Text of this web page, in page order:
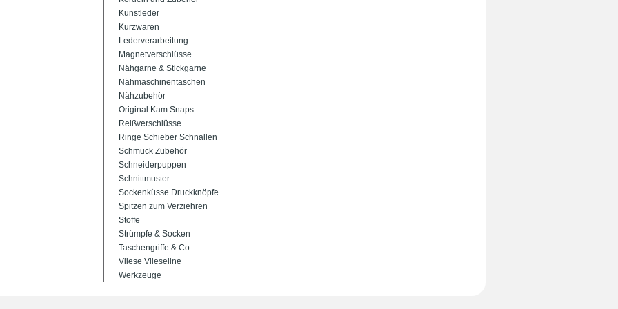
Kunstleder
Kurzwaren
Lederverarbeitung
Magnetverschlüsse
Nähgarne & Stickgarne
Nähmaschinentaschen
Nähzubehör
Original Kam Snaps
Reißverschlüsse
Ringe Schieber Schnallen
Schmuck Zubehör
Schneiderpuppen
Schnittmuster
Sockenküsse Druckknöpfe
Spitzen zum Verziehren
Stoffe
Strümpfe & Socken
Taschengriffe & Co
Vliese Vlieseline
Werkzeuge